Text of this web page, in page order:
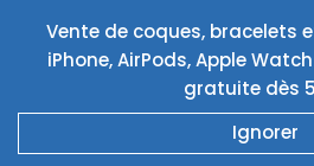
contenu
Vente de coques, bracelets
iPhone, AirPods, Apple
gratuite dès
Ignorer